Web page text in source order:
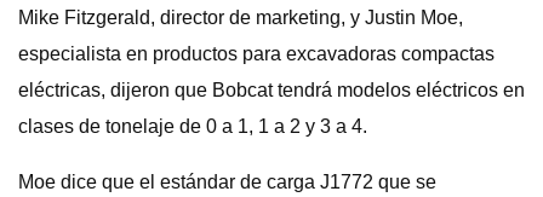
Mike Fitzgerald, director de marketing, y Justin Moe,
especialista en productos para excavadoras compactas
eléctricas, dijeron que Bobcat tendrá modelos eléctricos en
clases de tonelaje de 0 a 1, 1 a 2 y 3 a 4.
Moe dice que el estándar de carga J1772 que se